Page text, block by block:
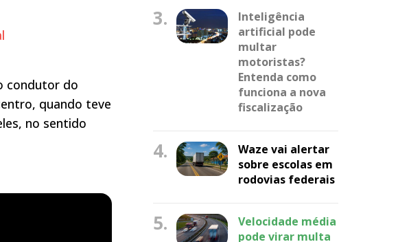
condutor do
quando teve
no sentido
3.
Inteligência
artificial pode
multar
motoristas?
Entenda como
funciona a nova
fiscalização
4.
Waze vai alertar
sobre escolas em
rodovias federais
5.
Velocidade média
pode virar multa